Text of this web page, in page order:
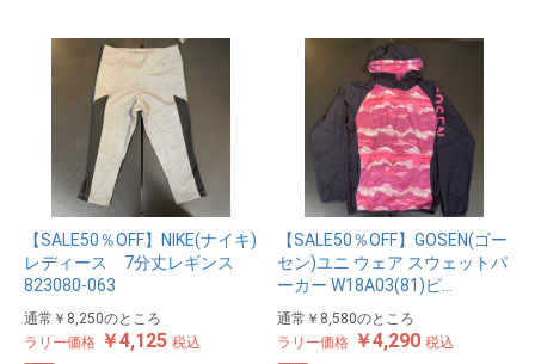
【SALE50％OFF】NIKE(ナイキ)
レディース 7分丈レギンス
823080-063
通常 ￥8,250のところ
ラリー価格 ￥4,125 税込
【SALE50％OFF】GOSEN(ゴー
セン)ユニ ウェア スウェットパ
ーカー W18A03(81)ピ…
通常 ￥8,580のところ
ラリー価格 ￥4,290 税込